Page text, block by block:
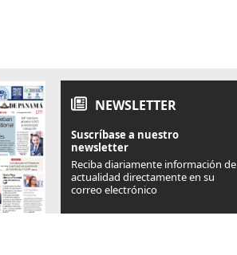
NEWSLETTER
Suscríbase a nuestro
newsletter
Reciba diariamente información de
actualidad directamente en su
correo electrónico